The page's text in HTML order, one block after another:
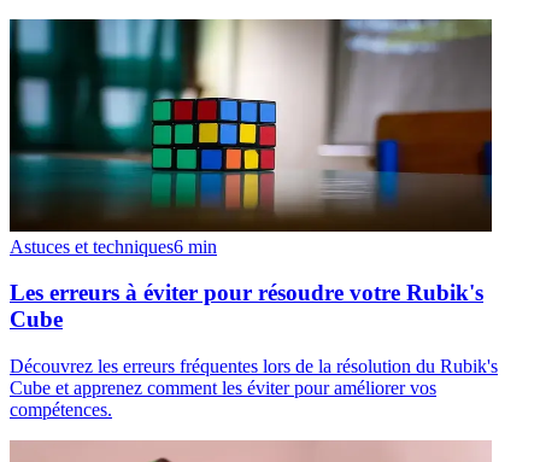
Astuces et techniques6 min
Les erreurs à éviter pour résoudre votre Rubik's
Cube
Découvrez les erreurs fréquentes lors de la résolution du Rubik's
Cube et apprenez comment les éviter pour améliorer vos
compétences.